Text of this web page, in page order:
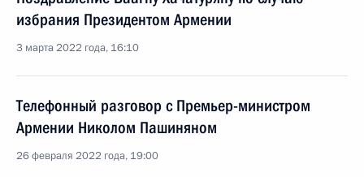
избрания Президентом Армении
3 марта 2022 года, 16:10
Телефонный разговор с Премьер-министром
Армении Николом Пашиняном
26 февраля 2022 года, 19:00